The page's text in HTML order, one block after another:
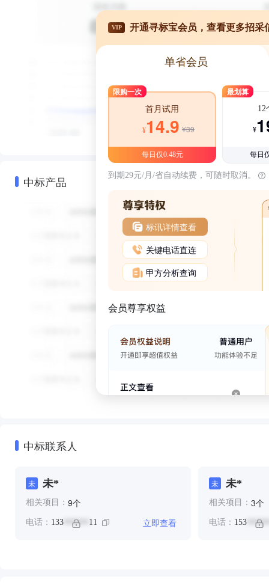
中标产品
VIP 开通寻标宝会员，查看更多招采
单省会员
限购一次
首月试用
¥14.9 ¥39
每日仅0.48元
最划算
12
¥
每日
到期29元/月/省自动续费，可随时取消。
标讯详情查看
关键电话直连
甲方分析查询
会员尊享权益
中标联系人
未 未*
相关项目： 9个
电话： 133 ****** 11 立即查看
未 未*
相关项目： 3个
电话： 153